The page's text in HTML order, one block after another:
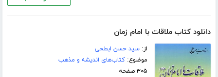
دانلود کتاب ملاقات با امام زمان
از:سید حسن ابطحی
موضوع:کتاب‌های اندیشه و مذهب
۳۰۵ صفحه